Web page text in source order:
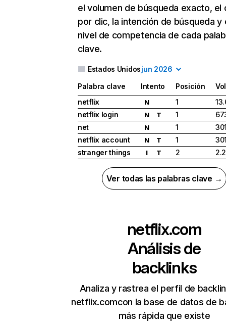
el volumen de búsqueda exacto, el
por clic, la intención de búsqueda y
nivel de competencia de cada
clave.
Estados Unidosjun 2026
Palabra clave Intento Posición
netflix
N 1
netflix login
N T 1
net
N 1
netflix account
N T 1
stranger things
I T 2
Ver todas las palabras clave →
netflix.com
Análisis de
backlinks
Analiza y rastrea el perfil de
netflix.comcon la base de datos de
más rápida que existe